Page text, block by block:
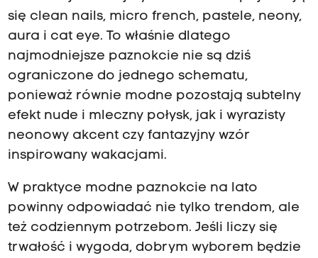
się clean nails, micro french, pastele, neony,
aura i cat eye. To właśnie dlatego
najmodniejsze paznokcie nie są dziś
ograniczone do jednego schematu,
ponieważ równie modne pozostają subtelny
efekt nude i mleczny połysk, jak i wyrazisty
neonowy akcent czy fantazyjny wzór
inspirowany wakacjami.
W praktyce modne paznokcie na lato
powinny odpowiadać nie tylko trendom, ale
też codziennym potrzebom. Jeśli liczy się
trwałość i wygoda, dobrym wyborem będzie